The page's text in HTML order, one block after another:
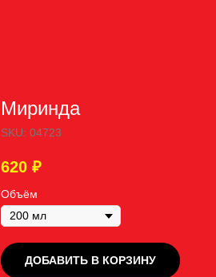
Миринда
SKU: 04723
620 ₽
Объём
ДОБАВИТЬ В КОРЗИНУ